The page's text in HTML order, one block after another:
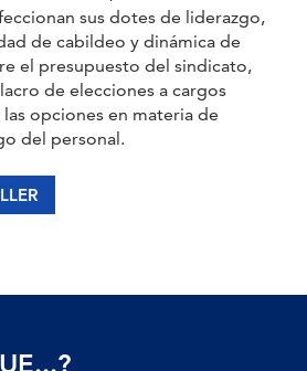
sus dotes de liderazgo,
de cabildeo y dinámica de
el presupuesto del sindicato,
de elecciones a cargos
opciones en materia de
del personal.